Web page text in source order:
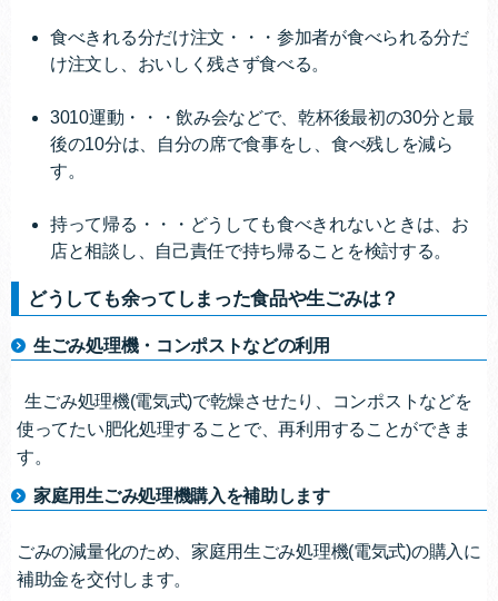
食べきれる分だけ注文・・・参加者が食べられる分だ
け注文し、おいしく残さず食べる。
3010運動・・・飲み会などで、乾杯後最初の30分と最
後の10分は、自分の席で食事をし、食べ残しを減ら
す。
持って帰る・・・どうしても食べきれないときは、お
店と相談し、自己責任で持ち帰ることを検討する。
どうしても余ってしまった食品や生ごみは？
生ごみ処理機・コンポストなどの利用
生ごみ処理機(電気式)で乾燥させたり、コンポストなどを
使ってたい肥化処理することで、再利用することができま
す。
家庭用生ごみ処理機購入を補助します
ごみの減量化のため、家庭用生ごみ処理機(電気式)の購入に
補助金を交付します。